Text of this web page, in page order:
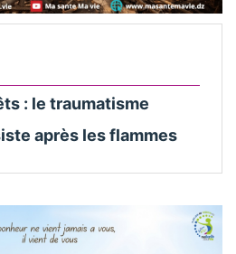
: le traumatisme
après les flammes